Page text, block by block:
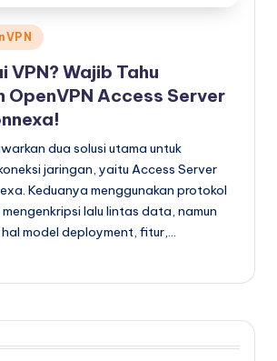
VPN? Wajib Tahu
OpenVPN Access Server
dua solusi utama untuk
jaringan, yaitu Access Server
Keduanya menggunakan protokol
mengenkripsi lalu lintas data, namun
model deployment, fitur,…